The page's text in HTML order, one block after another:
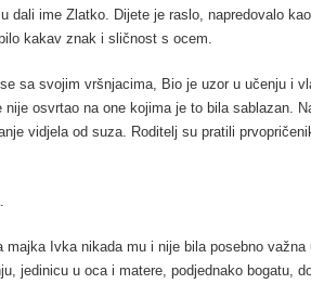
dali ime Zlatko. Dijete je raslo, napredovalo
kakav znak i sličnost s ocem.
sa svojim vršnjacima, Bio je uzor u učenju i
osvrtao na one kojima je to bila sablazan.
vidjela od suza. Roditelj su pratili
majka Ivka nikada mu i nije bila posebno
jedinicu u oca i matere, podjednako bogatu,